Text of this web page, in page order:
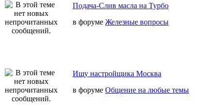
Подача-Слив масла на Турбо
в форуме Железные вопросы
Ищу настройщика Москва
в форуме Общение на любые темы